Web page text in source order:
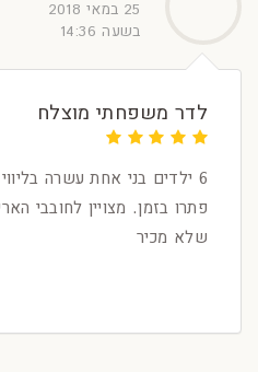
25 במאי 2018
בשעה 14:36
לדר משפחתי מוצלח
6 ילדים בני אחת עשרה
פתרו בזמן. מצויין לחובבי
שלא מכיר